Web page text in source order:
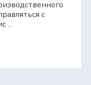
с
...